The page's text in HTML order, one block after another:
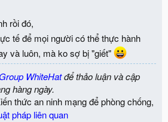
rồi đó,
tế để mọi người có thể thực hành
và luôn, mà ko sợ bị "giết"
Group WhiteHatđể thảo luận và cập
hàng ngày.
thức an ninh mạng để phòng chống,
pháp liên quan